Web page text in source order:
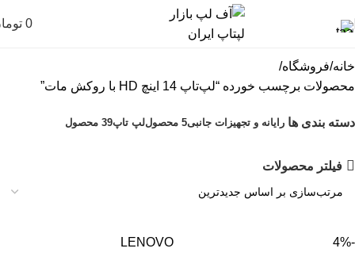
0
خانه فروشگاه
محصولات برچسب خورده “لپ‌تاپ 14 اینچ HD با روکش مات”
دسته بندی ها رایانه و تجهیزات جانبی5 محصول لپ تاپ39 محصول
فیلتر محصولات
-4%
LENOVO